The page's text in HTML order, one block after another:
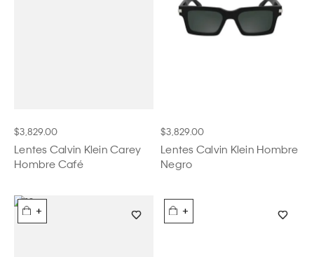
$3,829.00
Lentes Calvin Klein Carey
Hombre Café
$3,829.00
Lentes Calvin Klein Hombre
Negro
+ +